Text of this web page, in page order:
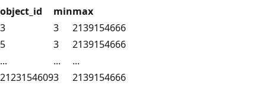
object_id minmax
3
3
2139154666
5
3
2139154666
...
...
...
21231546093
2139154666